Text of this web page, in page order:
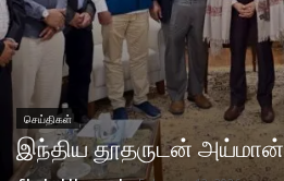
செய்திகள்
இந்திய தூதருடன் அய்மான்